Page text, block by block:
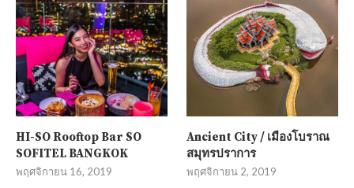
HI-SO Rooftop Bar SO
SOFITEL BANGKOK
พฤศจิกายน 16, 2019
Ancient City / เมืองโบราณ
สมุทรปราการ
พฤศจิกายน 2, 2019